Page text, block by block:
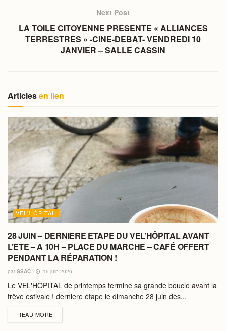
Next Post
LA TOILE CITOYENNE PRESENTE « ALLIANCES
TERRESTRES » -CINE-DEBAT- VENDREDI 10
JANVIER – SALLE CASSIN
Articlesen lien
VEL'HÔPITAL
28 JUIN – DERNIERE ETAPE DU VEL’HÔPITAL AVANT
L’ETE – A 10H – PLACE DU MARCHE – CAFÉ OFFERT
PENDANT LA RÉPARATION !
par SSAC 15 juin 2026
Le VEL'HÔPITAL de printemps termine sa grande boucle avant la
trêve estivale ! derniere étape le dimanche 28 juin dès...
READ MOREDETAILS